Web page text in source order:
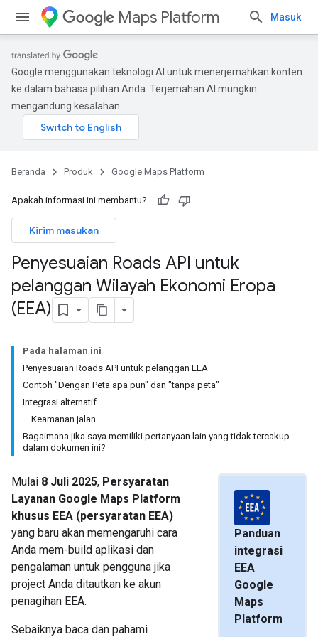
Maps Platform Masuk
Google menggunakan teknologi AI untuk menerjemahkan konten
ke dalam bahasa pilihan Anda. Terjemahan AI mungkin
mengandung kesalahan.
Beranda Produk Google Maps Platform
Apakah informasi ini membantu?
Kirim masukan
Penyesuaian Roads API untuk
pelanggan Wilayah Ekonomi Eropa
(EEA)
Pada halaman ini
Penyesuaian Roads API untuk pelanggan EEA
Contoh "Dengan Peta apa pun" dan "tanpa peta"
Integrasi alternatif
Keamanan jalan
Bagaimana jika saya memiliki pertanyaan lain yang tidak tercakup
dalam dokumen ini?
Panduan
integrasi
EEA
Google
Maps
Platform
Mulai 8 Juli 2025, Persyaratan
Layanan Google Maps Platform
khusus EEA (persyaratan EEA)
yang baru akan memengaruhi cara
Anda mem-build aplikasi dan
pengalaman untuk pengguna jika
project Anda ditautkan ke akun
penagihan EEA.
Sebaiknya baca dan pahami